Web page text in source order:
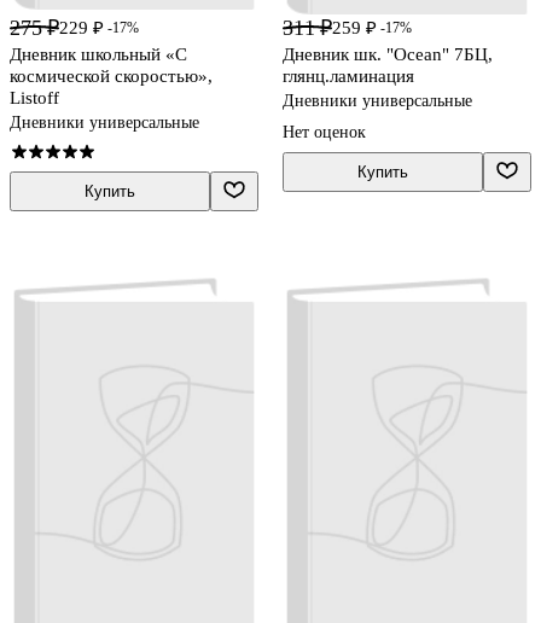
275 ₽229 ₽ -17%
Дневник школьный «С
космической скоростью»,
Listoff
Дневники универсальные
Купить
311 ₽259 ₽ -17%
Дневник шк. "Ocean" 7БЦ,
глянц.ламинация
Дневники универсальные
Нет оценок
Купить